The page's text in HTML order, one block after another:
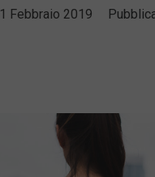
1 Febbraio 2019